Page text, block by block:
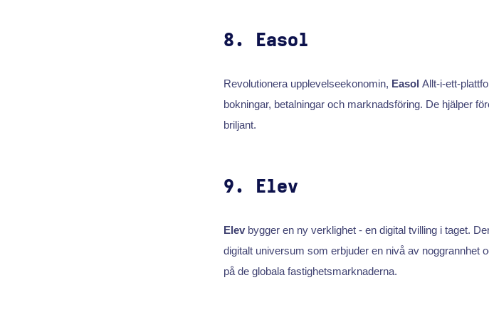
8. Easol
Revolutionera upplevelseekonomin, Easol Allt-i-ett-
bokningar, betalningar och marknadsföring. De hjälper
briljant.
9. Elev
Elev bygger en ny verklighet - en digital tvilling i taget.
digitalt universum som erbjuder en nivå av
på de globala fastighetsmarknaderna.